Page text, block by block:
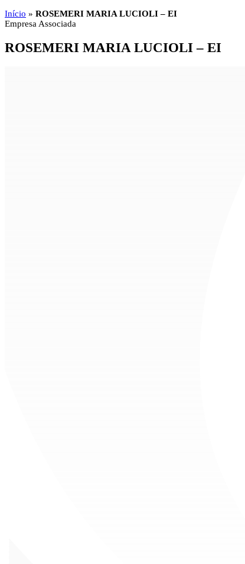
Início » ROSEMERI MARIA LUCIOLI – EI
Empresa Associada
ROSEMERI MARIA LUCIOLI – EI